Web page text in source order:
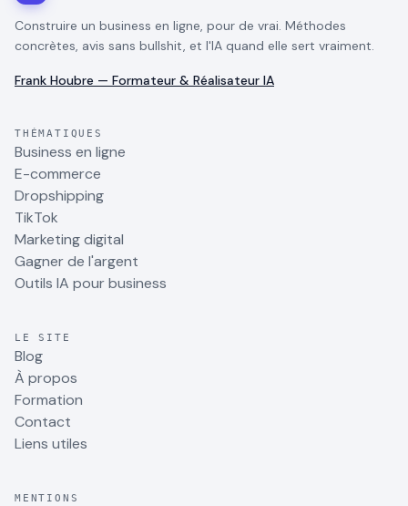
Construire un business en ligne, pour de vrai. Méthodes
concrètes, avis sans bullshit, et l'IA quand elle sert vraiment.
Frank Houbre — Formateur & Réalisateur IA
THÉMATIQUES
Business en ligne
E-commerce
Dropshipping
TikTok
Marketing digital
Gagner de l'argent
Outils IA pour business
LE SITE
Blog
À propos
Formation
Contact
Liens utiles
MENTIONS